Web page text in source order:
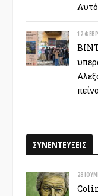
12
ΣΥΝΕΝΤΕΥΞΕΙΣ
28